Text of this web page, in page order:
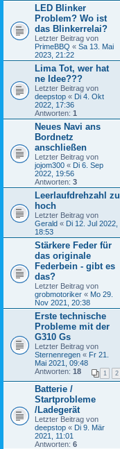
LED Blinker
Problem? Wo ist
das Blinkerrelai?
Letzter Beitrag von
PrimeBBQ « Sa 13. Mai
2023, 21:22
Lima Tot, wer hat
ne Idee???
Letzter Beitrag von
deepstop « Di 4. Okt
2022, 17:36
Antworten: 1
Neues Navi ans
Bordnetz
anschließen
Letzter Beitrag von
jojom300 « Di 6. Sep
2022, 19:56
Antworten: 3
Leerlaufdrehzahl zu
hoch
Letzter Beitrag von
Gerald « Di 12. Jul 2022,
18:53
Stärkere Feder für
das originale
Federbein - gibt es
das?
Letzter Beitrag von
grobmotoriker « Mo 29.
Nov 2021, 20:38
Erste technische
Probleme mit der
G310 Gs
Letzter Beitrag von
Sternenregen « Fr 21.
Mai 2021, 09:48
Antworten: 18 1 2
Batterie /
Startprobleme
/Ladegerät
Letzter Beitrag von
deepstop « Di 9. Mär
2021, 11:01
Antworten: 6